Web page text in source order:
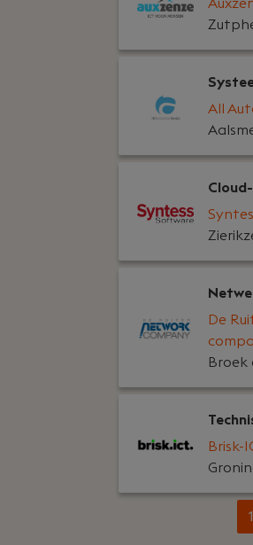
All
De
Broek
Brisk-
1